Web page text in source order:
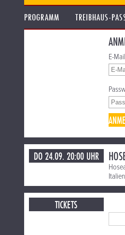
PROGRAMM TREIBHAUS-
E-
DO 24.09. 20:00 UHR
TICKETS